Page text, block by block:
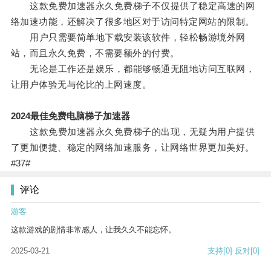
这款免费加速器永久免费梯子不仅提供了稳定高速的网
络加速功能，还解决了很多地区对于访问特定网站的限制。
用户只需要简单地下载安装该软件，轻松畅游境外网
站，而且永久免费，不需要额外的付费。
无论是工作还是娱乐，都能够畅通无阻地访问互联网，
让用户体验无与伦比的上网速度。
2024最佳免费电脑梯子加速器
这款免费加速器永久免费梯子的出现，无疑为用户提供
了更加便捷、稳定的网络加速服务，让网络世界更加美好。
#37#
评论
游客
这款游戏的剧情非常感人，让我久久不能忘怀。
2025-03-21 支持[0] 反对[0]